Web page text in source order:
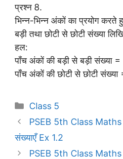
प्रश्न 8.
भिन्न-भिन्न अंकों का प्रयोग करते
बड़ी तथा छोटी से छोटी संख्या
हल:
पाँच अंकों की बड़ी से बड़ी संख्या
पाँच अंकों की छोटी से छोटी
Categories
Class 5
PSEB 5th Class
संख्याएँ Ex 1.2
PSEB 5th Class